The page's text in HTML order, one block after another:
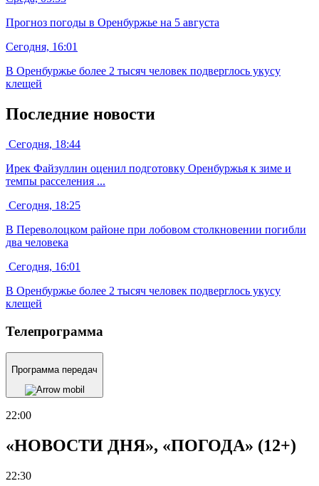
Прогноз погоды в Оренбуржье на 5 августа
Сегодня, 16:01
В Оренбуржье более 2 тысяч человек подверглось укусу
клещей
Последние новости
Сегодня, 18:44
Ирек Файзуллин оценил подготовку Оренбуржья к зиме и
темпы расселения ...
Сегодня, 18:25
В Переволоцком районе при лобовом столкновении погибли
два человека
Сегодня, 16:01
В Оренбуржье более 2 тысяч человек подверглось укусу
клещей
Телепрограмма
Программа передач
22:00
«НОВОСТИ ДНЯ», «ПОГОДА» (12+)
22:30